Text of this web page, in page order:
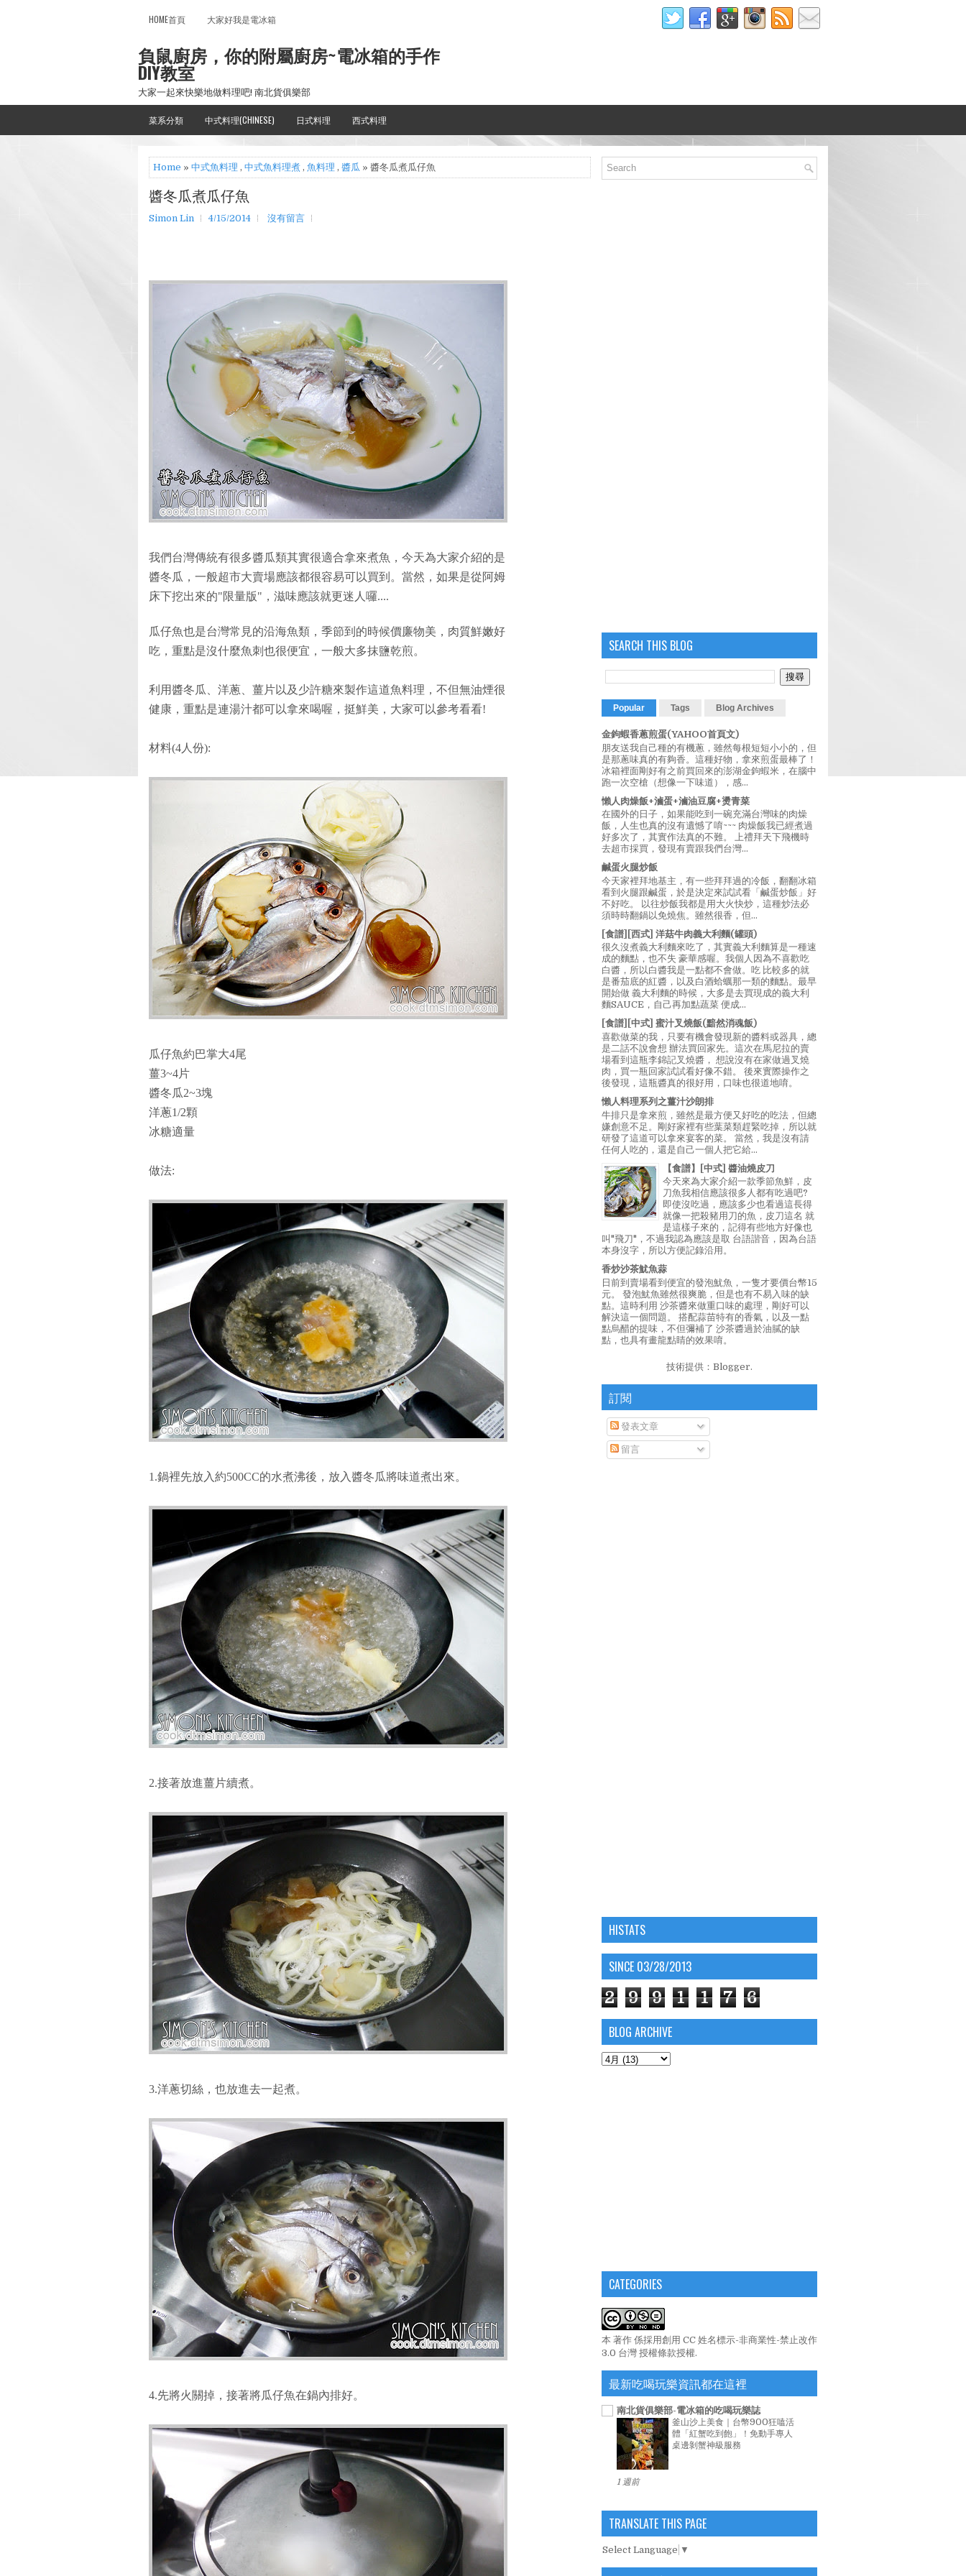
HOME首頁 大家好我是電冰箱
負鼠廚房，你的附屬廚房~電冰箱的手作
DIY教室
大家一起來快樂地做料理吧! 南北貨俱樂部
菜系分類 中式料理(CHINESE) 日式料理 西式料理
Home » 中式魚料理 , 中式魚料理煮 , 魚料理 , 醬瓜 » 醬冬瓜煮瓜仔魚
醬冬瓜煮瓜仔魚
Simon Lin 4/15/2014 沒有留言
我們台灣傳統有很多醬瓜類其實很適合拿來煮魚，今天為大家介紹的是
醬冬瓜，一般超市大賣場應該都很容易可以買到。當然，如果是從阿姆
床下挖出來的"限量版"，滋味應該就更迷人囉....
瓜仔魚也是台灣常見的沿海魚類，季節到的時候價廉物美，肉質鮮嫩好
吃，重點是沒什麼魚刺也很便宜，一般大多抹鹽乾煎。
利用醬冬瓜、洋蔥、薑片以及少許糖來製作這道魚料理，不但無油煙很
健康，重點是連湯汁都可以拿來喝喔，挺鮮美，大家可以參考看看!
材料(4人份):
瓜仔魚約巴掌大4尾
薑3~4片
醬冬瓜2~3塊
洋蔥1/2顆
冰糖適量
做法:
1.鍋裡先放入約500CC的水煮沸後，放入醬冬瓜將味道煮出來。
2.接著放進薑片續煮。
3.洋蔥切絲，也放進去一起煮。
4.先將火關掉，接著將瓜仔魚在鍋內排好。
SEARCH THIS BLOG
Popular Tags Blog Archives
金鉤蝦香蔥煎蛋(YAHOO首頁文)
朋友送我自己種的有機蔥，雖然每根短短小小的，但
是那蔥味真的有夠香。這種好物，拿來煎蛋最棒了！
冰箱裡面剛好有之前買回來的澎湖金鉤蝦米，在腦中
跑一次空槍（想像一下味道），感...
懶人肉燥飯+滷蛋+滷油豆腐+燙青菜
在國外的日子，如果能吃到一碗充滿台灣味的肉燥
飯，人生也真的沒有遺憾了唷~~~ 肉燥飯我已經煮過
好多次了，其實作法真的不難。 上禮拜天下飛機時
去超市採買，發現有賣跟我們台灣...
鹹蛋火腿炒飯
今天家裡拜地基主，有一些拜拜過的冷飯，翻翻冰箱
看到火腿跟鹹蛋，於是決定來試試看「鹹蛋炒飯」好
不好吃。 以往炒飯我都是用大火快炒，這種炒法必
須時時翻鍋以免燒焦。雖然很香，但...
[食譜][西式] 洋菇牛肉義大利麵(罐頭)
很久沒煮義大利麵來吃了，其實義大利麵算是一種速
成的麵點，也不失 豪華感喔。我個人因為不喜歡吃
白醬，所以白醬我是一點都不會做。吃 比較多的就
是番茄底的紅醬，以及白酒蛤蠣那一類的麵點。最早
開始做 義大利麵的時候，大多是去買現成的義大利
麵SAUCE，自己再加點蔬菜 便成...
[食譜][中式] 蜜汁叉燒飯(黯然消魂飯)
喜歡做菜的我，只要有機會發現新的醬料或器具，總
是二話不說會想 辦法買回家先。這次在馬尼拉的賣
場看到這瓶李錦記叉燒醬， 想說沒有在家做過叉燒
肉，買一瓶回家試試看好像不錯。 後來實際操作之
後發現，這瓶醬真的很好用，口味也很道地唷。
懶人料理系列之薑汁沙朗排
牛排只是拿來煎，雖然是最方便又好吃的吃法，但總
嫌創意不足。剛好家裡有些葉菜類趕緊吃掉，所以就
研發了這道可以拿來宴客的菜。 當然，我是沒有請
任何人吃的，還是自己一個人把它給...
【食譜】[中式] 醬油燒皮刀
今天來為大家介紹一款季節魚鮮，皮
刀魚我相信應該很多人都有吃過吧?
即使沒吃過，應該多少也看過這長得
就像一把殺豬用刀的魚，皮刀這名 就
是這樣子來的，記得有些地方好像也
叫"飛刀"，不過我認為應該是取 台語諧音，因為台語
本身沒字，所以方便記錄沿用。
香炒沙茶魷魚蒜
日前到賣場看到便宜的發泡魷魚，一隻才要價台幣15
元。 發泡魷魚雖然很爽脆，但是也有不易入味的缺
點。這時利用 沙茶醬來做重口味的處理，剛好可以
解決這一個問題。 搭配蒜苗特有的香氣，以及一點
點烏醋的提味，不但彌補了 沙茶醬過於油膩的缺
點，也具有畫龍點睛的效果唷。
技術提供： Blogger.
訂閱
發表文章
留言
HISTATS
SINCE 03/28/2013
2 9 9 1 1 7 6
BLOG ARCHIVE
CATEGORIES
本 著作 係採用創用 CC 姓名標示-非商業性-禁止改作
3.0 台灣 授權條款授權.
最新吃喝玩樂資訊都在這裡
南北貨俱樂部-電冰箱的吃喝玩樂誌
釜山沙上美食｜台幣900狂嗑活
體「紅蟹吃到飽」！免動手專人
桌邊剝蟹神級服務
1 週前
TRANSLATE THIS PAGE
Select Language ▼